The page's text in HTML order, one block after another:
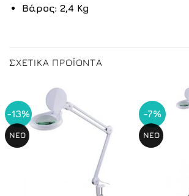
Βάρος: 2,4 Kg
ΣΧΕΤΙΚΆ ΠΡΟΪΌΝΤΑ
-13%
ΝΕΟ
-7%
ΝΕΟ